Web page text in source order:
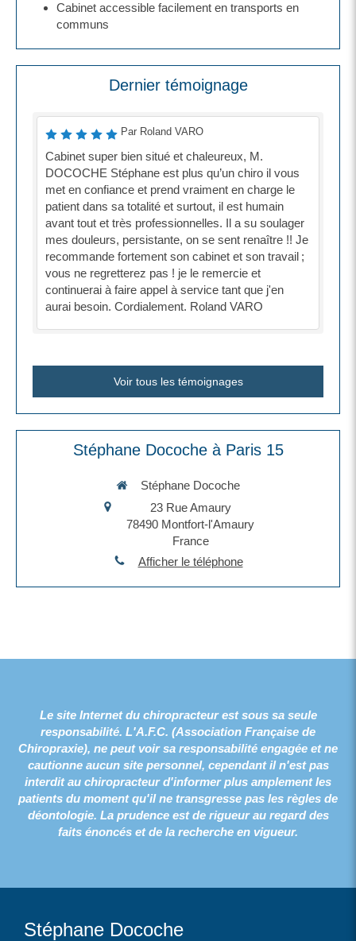
Cabinet accessible facilement en transports en
communs
Dernier témoignage
Par Roland VARO
Cabinet super bien situé et chaleureux, M.
DOCOCHE Stéphane est plus qu’un chiro il vous
met en confiance et prend vraiment en charge le
patient dans sa totalité et surtout, il est humain
avant tout et très professionnelles. Il a su soulager
mes douleurs, persistante, on se sent renaître !! Je
recommande fortement son cabinet et son travail ;
vous ne regretterez pas ! je le remercie et
continuerai à faire appel à service tant que j'en
aurai besoin. Cordialement. Roland VARO
Voir tous les témoignages
Stéphane Docoche à Paris 15
Stéphane Docoche
23 Rue Amaury
78490 Montfort-l'Amaury
France
Afficher le téléphone
Le site Internet du chiropracteur est sous sa seule
responsabilité. L'A.F.C. (Association Française de
Chiropraxie), ne peut voir sa responsabilité engagée et ne
cautionne aucun site personnel, cependant il n'est pas
interdit au chiropracteur d'informer plus amplement les
patients du moment qu'il ne transgresse pas les règles de
déontologie. La prudence est de rigueur au regard des
faits énoncés et de la recherche en vigueur.
Stéphane Docoche